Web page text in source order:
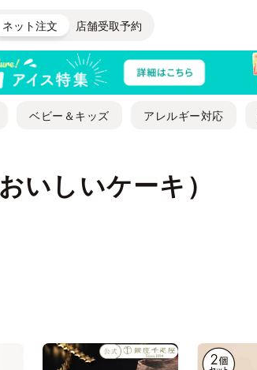
ネット注文 店舗受取予約
ベビー＆キッズ アレルギー対応
いしいケーキ）